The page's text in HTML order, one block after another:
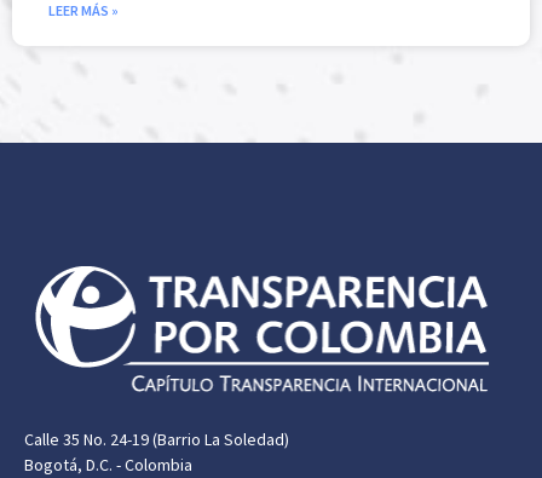
LEER MÁS »
Calle 35 No. 24-19 (Barrio La Soledad)
Bogotá, D.C. - Colombia